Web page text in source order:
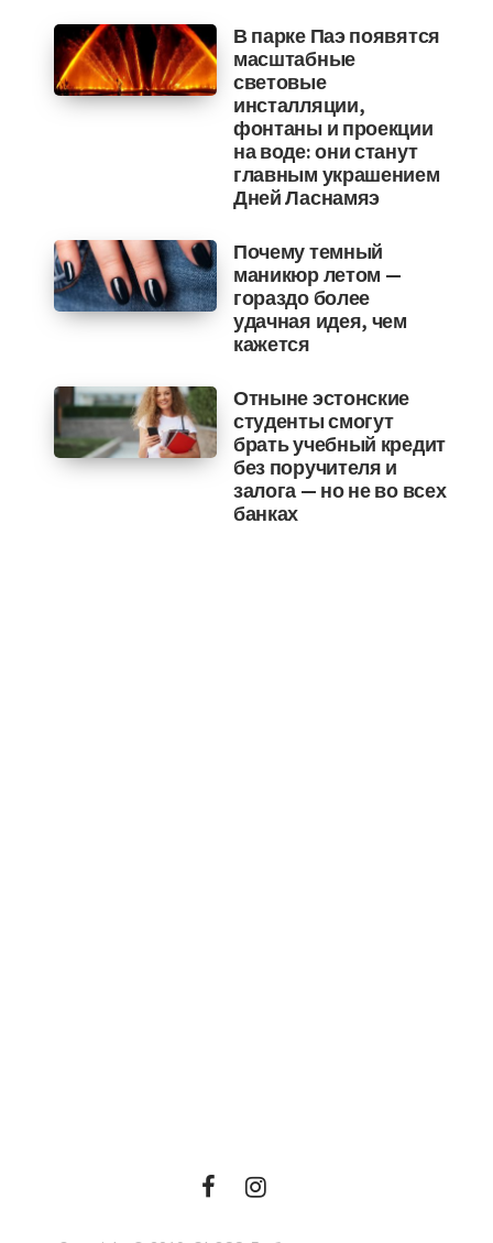
В парке Паэ появятся
масштабные
световые
инсталляции,
фонтаны и проекции
на воде: они станут
главным украшением
Дней Ласнамяэ
Почему темный
маникюр летом —
гораздо более
удачная идея, чем
кажется
Отныне эстонские
студенты смогут
брать учебный кредит
без поручителя и
залога — но не во всех
банках